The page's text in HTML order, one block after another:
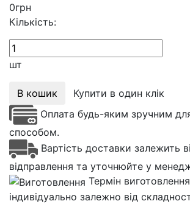
0грн
Кількість:
шт
В кошик
Купити в один клік
Оплата будь-яким зручним
способом.
Вартість доставки залежить
відправлення та уточнюйте у
Термін
індивідуально залежно від